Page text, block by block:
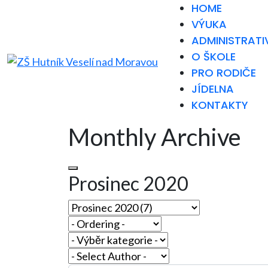
HOME
VÝUKA
O ŠKOLE
PRO RODIČE
JÍDELNA
KONTAKTY
Monthly Archive
Prosinec 2020